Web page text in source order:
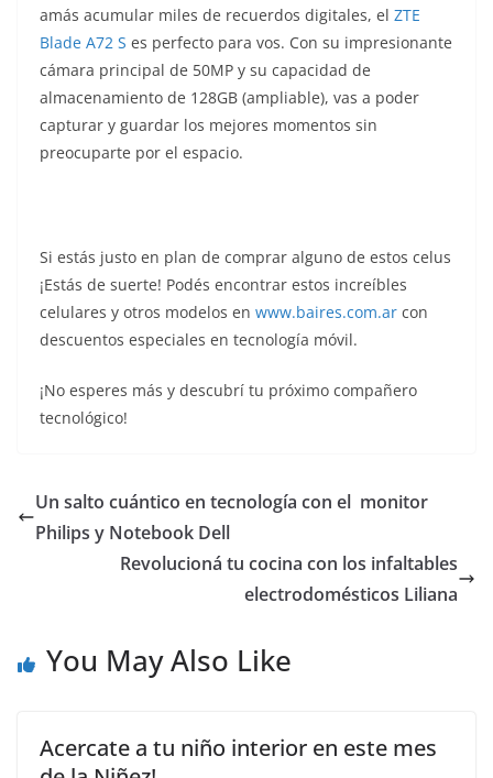
amás acumular miles de recuerdos digitales, el ZTE
Blade A72 S es perfecto para vos. Con su impresionante
cámara principal de 50MP y su capacidad de
almacenamiento de 128GB (ampliable), vas a poder
capturar y guardar los mejores momentos sin
preocuparte por el espacio.
Si estás justo en plan de comprar alguno de estos celus
¡Estás de suerte! Podés encontrar estos increíbles
celulares y otros modelos en www.baires.com.ar con
descuentos especiales en tecnología móvil.
¡No esperes más y descubrí tu próximo compañero
tecnológico!
Un salto cuántico en tecnología con el monitor
Philips y Notebook Dell
Revolucioná tu cocina con los infaltables
electrodomésticos Liliana
You May Also Like
Acercate a tu niño interior en este mes